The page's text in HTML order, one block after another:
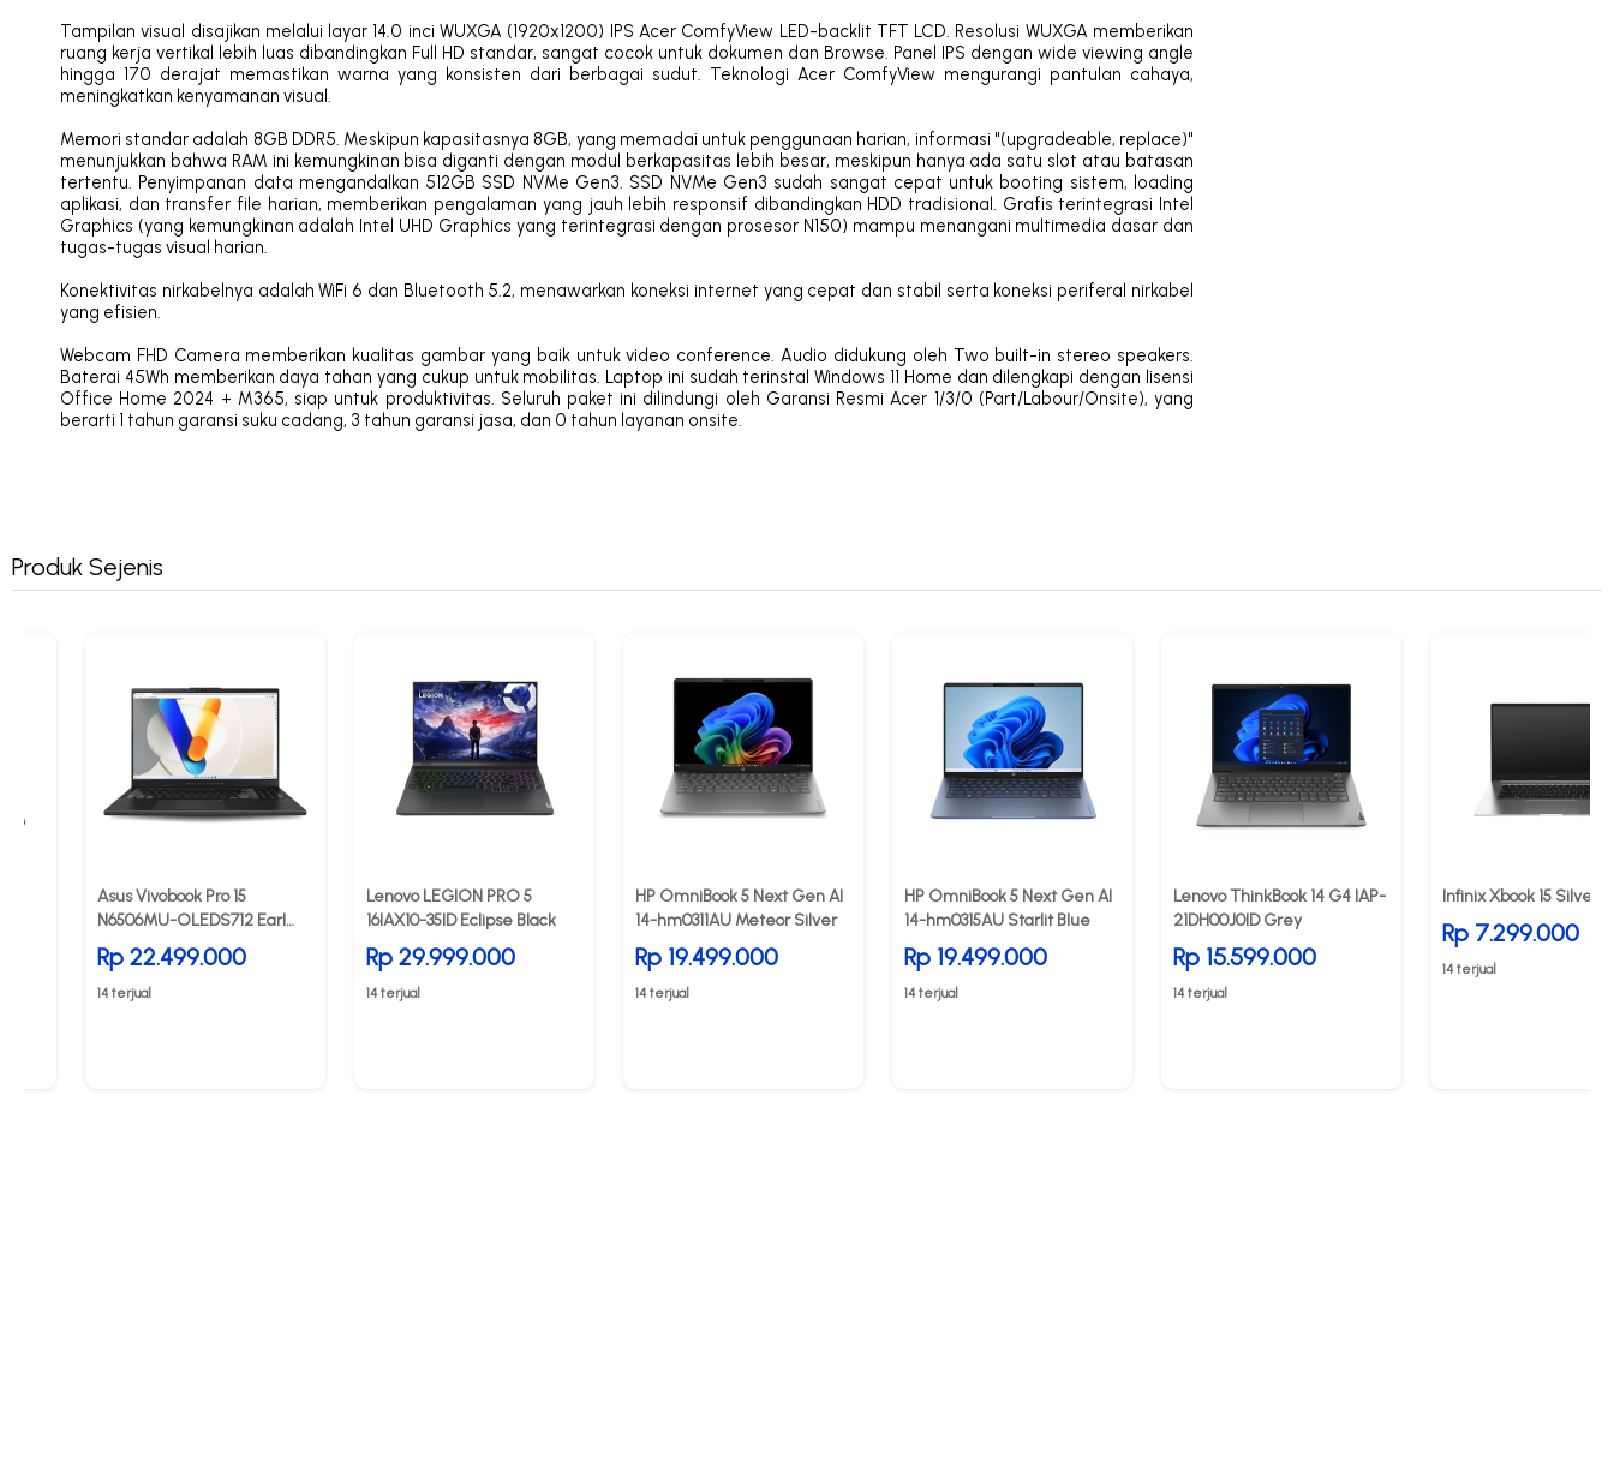
Tampilan visual disajikan melalui layar 14.0 inci WUXGA (1920x1200) IPS Acer ComfyView LED-backlit TFT LCD. Resolusi WUXGA memberikan
ruang kerja vertikal lebih luas dibandingkan Full HD standar, sangat cocok untuk dokumen dan Browse. Panel IPS dengan wide viewing angle
hingga 170 derajat memastikan warna yang konsisten dari berbagai sudut. Teknologi Acer ComfyView mengurangi pantulan cahaya,
meningkatkan kenyamanan visual.
Memori standar adalah 8GB DDR5. Meskipun kapasitasnya 8GB, yang memadai untuk penggunaan harian, informasi "(upgradeable, replace)"
menunjukkan bahwa RAM ini kemungkinan bisa diganti dengan modul berkapasitas lebih besar, meskipun hanya ada satu slot atau batasan
tertentu. Penyimpanan data mengandalkan 512GB SSD NVMe Gen3. SSD NVMe Gen3 sudah sangat cepat untuk booting sistem, loading
aplikasi, dan transfer file harian, memberikan pengalaman yang jauh lebih responsif dibandingkan HDD tradisional. Grafis terintegrasi Intel
Graphics (yang kemungkinan adalah Intel UHD Graphics yang terintegrasi dengan prosesor N150) mampu menangani multimedia dasar dan
tugas-tugas visual harian.
Konektivitas nirkabelnya adalah WiFi 6 dan Bluetooth 5.2, menawarkan koneksi internet yang cepat dan stabil serta koneksi periferal nirkabel
yang efisien.
Webcam FHD Camera memberikan kualitas gambar yang baik untuk video conference. Audio didukung oleh Two built-in stereo speakers.
Baterai 45Wh memberikan daya tahan yang cukup untuk mobilitas. Laptop ini sudah terinstal Windows 11 Home dan dilengkapi dengan lisensi
Office Home 2024 + M365, siap untuk produktivitas. Seluruh paket ini dilindungi oleh Garansi Resmi Acer 1/3/0 (Part/Labour/Onsite), yang
berarti 1 tahun garansi suku cadang, 3 tahun garansi jasa, dan 0 tahun layanan onsite.
Produk Sejenis
Asus Vivobook Pro 15
N6506MU-OLEDS712 Earl
Grey
Rp 22.499.000
14 terjual
Lenovo LEGION PRO 5
16IAX10-35ID Eclipse Black
Rp 29.999.000
14 terjual
HP OmniBook 5 Next Gen AI
14-hm0311AU Meteor Silver
Rp 19.499.000
14 terjual
HP OmniBook 5 Next Gen AI
14-hm0315AU Starlit Blue
Rp 19.499.000
14 terjual
Lenovo ThinkBook 14 G4 IAP-
21DH00J0ID Grey
Rp 15.599.000
14 terjual
Infinix Xbook 15 Silver
Rp 7.299.000
14 terjual